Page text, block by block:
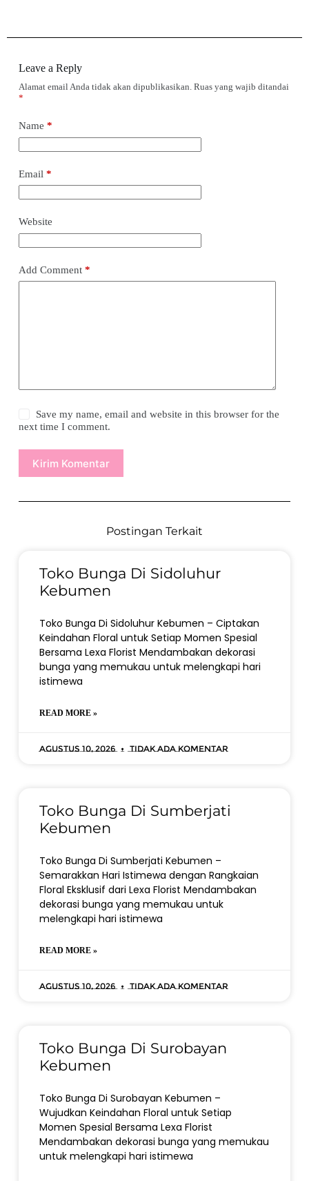
Leave a Reply
Alamat email Anda tidak akan dipublikasikan. Ruas yang wajib ditandai
*
Name *
Email *
Website
Add Comment*
Save my name, email and website in this browser for the
next time I comment.
Kirim Komentar
Postingan Terkait
Toko Bunga Di Sidoluhur
Kebumen
Toko Bunga Di Sidoluhur Kebumen – Ciptakan
Keindahan Floral untuk Setiap Momen Spesial
Bersama Lexa Florist Mendambakan dekorasi
bunga yang memukau untuk melengkapi hari
istimewa
READ MORE »
Agustus 10, 2026 Tidak ada komentar
Toko Bunga Di Sumberjati
Kebumen
Toko Bunga Di Sumberjati Kebumen –
Semarakkan Hari Istimewa dengan Rangkaian
Floral Eksklusif dari Lexa Florist Mendambakan
dekorasi bunga yang memukau untuk
melengkapi hari istimewa
READ MORE »
Agustus 10, 2026 Tidak ada komentar
Toko Bunga Di Surobayan
Kebumen
Toko Bunga Di Surobayan Kebumen –
Wujudkan Keindahan Floral untuk Setiap
Momen Spesial Bersama Lexa Florist
Mendambakan dekorasi bunga yang memukau
untuk melengkapi hari istimewa